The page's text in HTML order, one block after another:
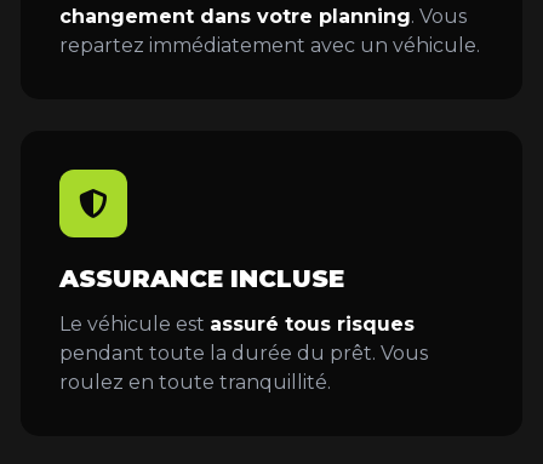
changement dans votre planning. Vous
repartez immédiatement avec un véhicule.
ASSURANCE INCLUSE
Le véhicule est assuré tous risques
pendant toute la durée du prêt. Vous
roulez en toute tranquillité.